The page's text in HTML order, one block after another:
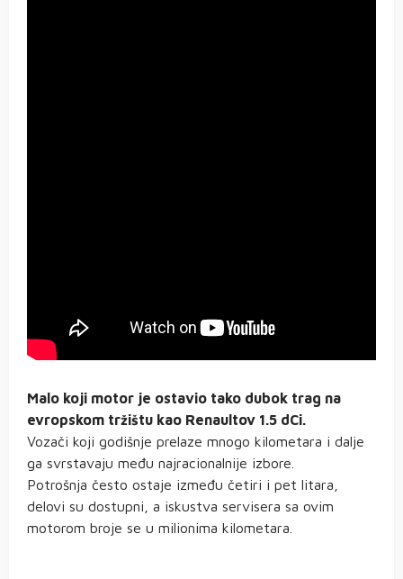
Malo koji motor je ostavio tako dubok trag na
evropskom tržištu kao Renaultov 1.5 dCi.
Vozači koji godišnje prelaze mnogo kilometara i dalje
ga svrstavaju među najracionalnije izbore.
Potrošnja često ostaje između četiri i pet litara,
delovi su dostupni, a iskustva servisera sa ovim
motorom broje se u milionima kilometara.